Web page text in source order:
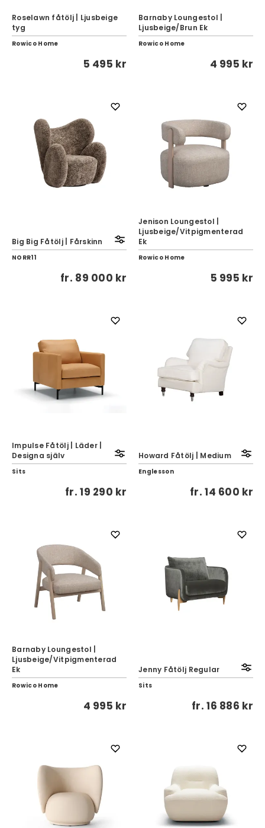
Roselawn fåtölj | Ljusbeige
tyg
Rowico Home
5 495 kr
Barnaby Loungestol |
Ljusbeige/Brun Ek
Rowico Home
4 995 kr
Big Big Fåtölj | Fårskinn
NORR11
fr. 89 000 kr
Jenison Loungestol |
Ljusbeige/Vitpigmenterad
Ek
Rowico Home
5 995 kr
Impulse Fåtölj | Läder |
Designa själv
Sits
fr.19 290 kr
Howard Fåtölj | Medium
Englesson
fr.14 600 kr
Barnaby Loungestol |
Ljusbeige/Vitpigmenterad
Ek
Rowico Home
4 995 kr
Jenny Fåtölj Regular
Sits
fr.16 886 kr